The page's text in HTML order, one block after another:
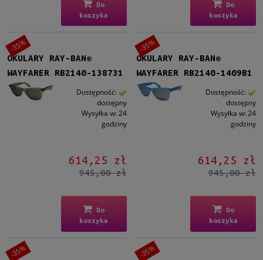
Do
koszyka
Do
koszyka
OKULARY RAY-BAN®
WAYFARER RB2140-138731
Dostępność:
dostępny
Wysyłka w: 24
godziny
614,25 zł
945,00 zł
Do
koszyka
-35%
OKULARY RAY-BAN®
WAYFARER RB2140-1409B1
Dostępność:
dostępny
Wysyłka w: 24
godziny
614,25 zł
945,00 zł
Do
koszyka
-35%
-35% -35%